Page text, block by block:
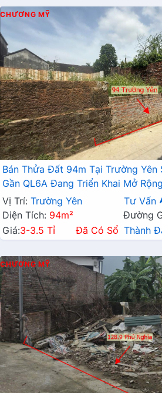
CHƯƠNG MỸ
Bán Thửa Đất 94m Tại Trường Yên
Gần QL6A Đang Triển Khai Mở Rộng
Vị Trí: Trường Yên Tư Vấn
Diện Tích: 94m²
Đường
Giá:3-3.5 Tỉ Đã Có Sổ Thành
CHƯƠNG MỸ